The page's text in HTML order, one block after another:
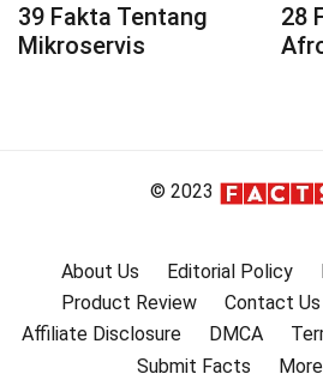
39 Fakta Tentang
Mikroservis
28
© 2023
About Us Editorial Policy
Product Review
Contact Us
Affiliate Disclosure
DMCA
Submit Facts